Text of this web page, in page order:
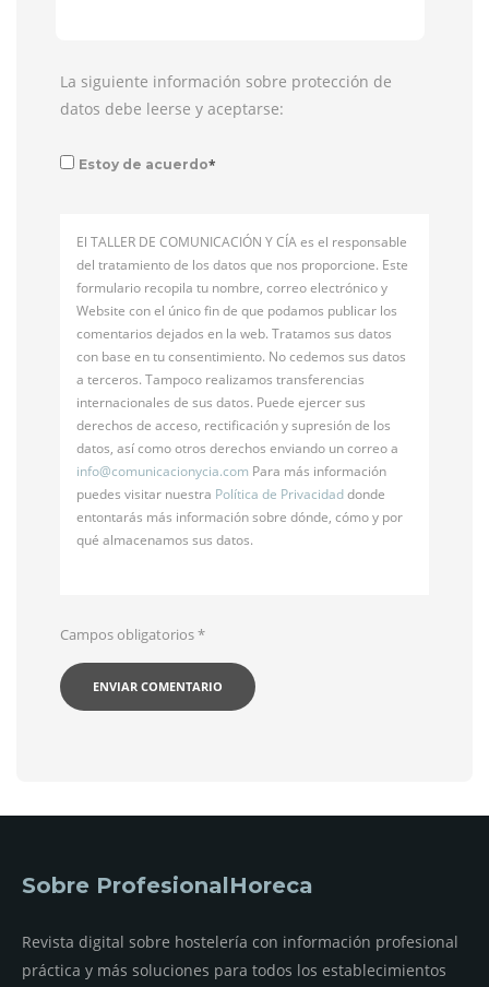
La siguiente información sobre protección de
datos debe leerse y aceptarse:
Estoy de acuerdo*
El TALLER DE COMUNICACIÓN Y CÍA es el responsable
del tratamiento de los datos que nos proporcione. Este
formulario recopila tu nombre, correo electrónico y
Website con el único fin de que podamos publicar los
comentarios dejados en la web. Tratamos sus datos
con base en tu consentimiento. No cedemos sus datos
a terceros. Tampoco realizamos transferencias
internacionales de sus datos. Puede ejercer sus
derechos de acceso, rectificación y supresión de los
datos, así como otros derechos enviando un correo a
info@comunicacionycia.com Para más información
puedes visitar nuestra Política de Privacidaddonde
entontarás más información sobre dónde, cómo y por
qué almacenamos sus datos.
Campos obligatorios*
Sobre ProfesionalHoreca
Revista digital sobre hostelería con información profesional
práctica y más soluciones para todos los establecimientos